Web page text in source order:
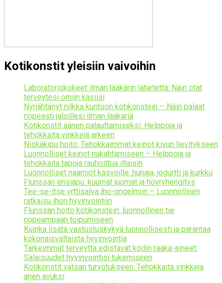
Kotikonstit yleisiin vaivoihin
Laboratoriokokeet ilman lääkärin lähetettä: Näin otat
terveytesi omiin käsiisi
Nyrjähtänyt nilkka kuntoon kotikonstein – Näin palaat
nopeasti jaloillesi ilman lääkäriä
Kotikonstit äänen palauttamiseksi: Helppoja ja
tehokkaita vinkkejä arkeen
Niskakipu hoito: Tehokkaimmat keinot kivun lievitykseen
Luonnolliset keinot nukahtamiseen – Helppoja ja
tehokkaita tapoja rauhoittua iltaisin
Luonnolliset naamiot kasvoille: hunaja, jogurtti ja kurkku
Flunssan ensiapu: kuumat juomat ja höyryhengitys
Tee-se-itse yrttisalva iho-ongelmiin – Luonnollinen
ratkaisu ihon hyvinvointiin
Flunssan hoito kotikonstein: luonnollinen tie
nopeampaan toipumiseen
Kuinka lisätä vastustuskykyä luonnollisesti ja parantaa
kokonaisvaltaista hyvinvointia
Tärkeimmät terveyttä edistävät kodin raaka-aineet:
Salaisuudet hyvinvointisi tukemiseen
Kotikonstit vatsan turvotukseen: Tehokkaita vinkkejä
arjen avuksi